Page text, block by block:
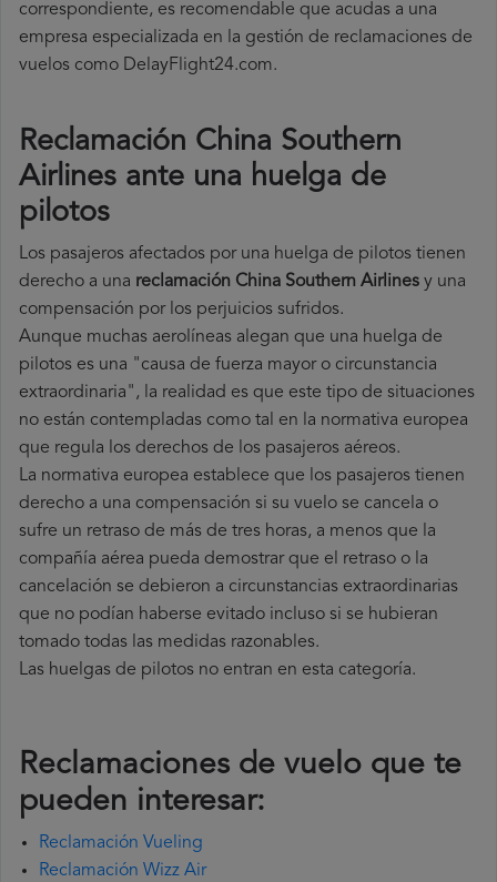
correspondiente, es recomendable que acudas a una
empresa especializada en la gestión de reclamaciones de
vuelos como DelayFlight24.com.
Reclamación China Southern
Airlines ante una huelga de
pilotos
Los pasajeros afectados por una huelga de pilotos tienen
derecho a una reclamación China Southern Airlines y una
compensación por los perjuicios sufridos.
Aunque muchas aerolíneas alegan que una huelga de
pilotos es una "causa de fuerza mayor o circunstancia
extraordinaria", la realidad es que este tipo de situaciones
no están contempladas como tal en la normativa europea
que regula los derechos de los pasajeros aéreos.
La normativa europea establece que los pasajeros tienen
derecho a una compensación si su vuelo se cancela o
sufre un retraso de más de tres horas, a menos que la
compañía aérea pueda demostrar que el retraso o la
cancelación se debieron a circunstancias extraordinarias
que no podían haberse evitado incluso si se hubieran
tomado todas las medidas razonables.
Las huelgas de pilotos no entran en esta categoría.
Reclamaciones de vuelo que te
pueden interesar:
Reclamación Vueling
Reclamación Wizz Air